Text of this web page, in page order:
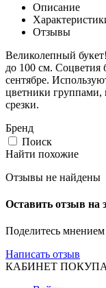
Описание
Отзывы
Великолепный
до 100 см. Соцветия
сентябре.
цветники группами,
срезки.
Бренд
Поиск
Найти похожие
Отзывы не найдены
Оставить отзыв на
Поделитесь
Написать отзыв
КАБИНЕТ